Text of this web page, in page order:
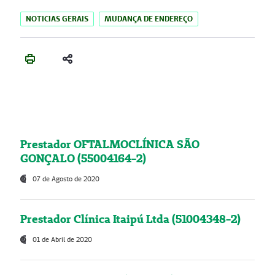
NOTICIAS GERAIS MUDANÇA DE ENDEREÇO
Prestador OFTALMOCLÍNICA SÃO
GONÇALO (55004164-2)
07 de Agosto de 2020
Prestador Clínica Itaipú Ltda (51004348-2)
01 de Abril de 2020